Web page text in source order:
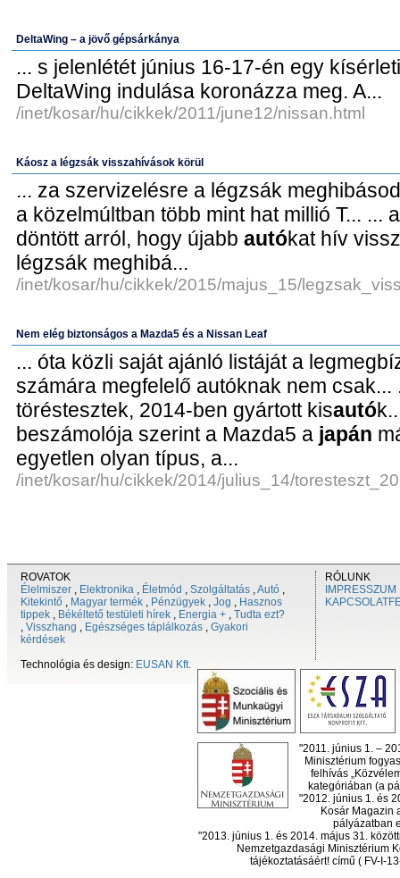
DeltaWing – a jövő gépsárkánya
... s jelenlétét június 16-17-én egy
DeltaWing indulása koronázza meg. A...
/inet/kosar/hu/cikkek/2011/june12/nissan.html
Káosz a légzsák visszahívások körül
... za szervizelésre a légzsák
a közelmúltban több mint hat millió T... ...
döntött arról, hogy újabb autókat hív
légzsák meghibá...
/inet/kosar/hu/cikkek/2015/majus_15/
Nem elég biztonságos a Mazda5 és a Nissan Leaf
... óta közli saját ajánló listáját a
számára megfelelő autóknak nem csak...
töréstesztek, 2014-ben gyártott kisautó
beszámolója szerint a Mazda5 a japán
egyetlen olyan típus, a...
/inet/kosar/hu/cikkek/2014/julius_14/
ROVATOK
Élelmiszer , Elektronika , Életmód , Szolgáltatás ,Autó ,
Kitekintő , Magyar termék , Pénzügyek , Jog , Hasznos
tippek , Békéltető testületi hírek , Energia + , Tudta ezt?
, Visszhang , Egészséges táplálkozás , Gyakori
kérdések
Technológia és design: EUSAN Kft.
RÓLUNK
IMPRESSZUM
"2011. június 1. –
Minisztérium
felhívás
kategóriában (a
"2012. június 1. és
Kosár Magazin
pályázatban
"2013. június 1. és 2014. május 31.
Nemzetgazdasági Minisztérium
tájékoztatásáért! című ( FV-I-